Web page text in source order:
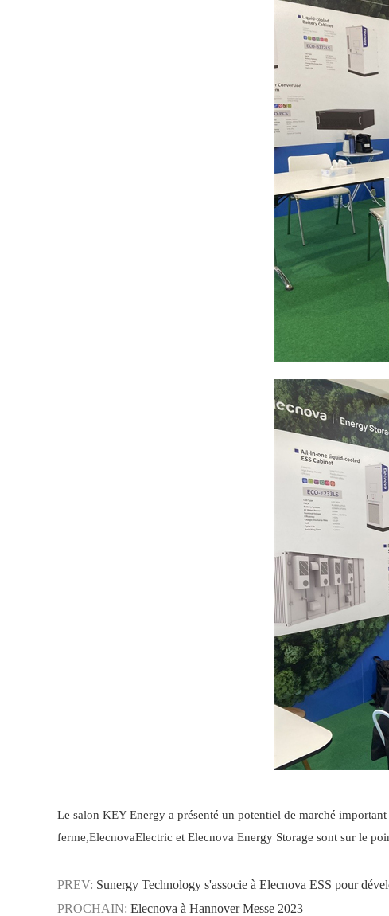
Le salon KEY Energy a présenté un potentiel de marché
ferme,ElecnovaElectric et Elecnova Energy Storage sont sur le
PREV: Sunergy Technology s'associe à Elecnova ESS pour
PROCHAIN: Elecnova à Hannover Messe 2023